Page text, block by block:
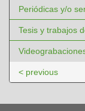
Periódicas y/o
Tesis y trabajos
< previous